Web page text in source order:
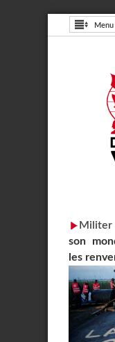
Menu
Militer
son
les